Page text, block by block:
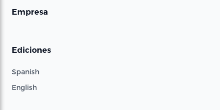
Empresa
Ediciones
Spanish
English